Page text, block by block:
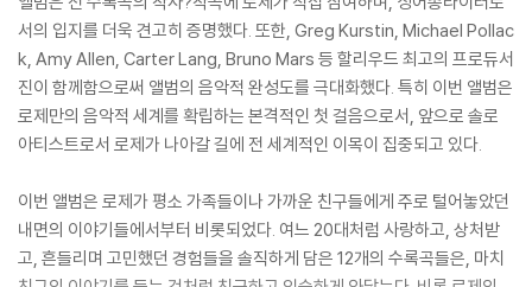
서의 입지를 더욱 견고히 증명했다. 또한, Greg Kurstin, Michael Pollac
k, Amy Allen, Carter Lang, Bruno Mars 등 할리우드 최고의 프로듀서
진이 함께함으로써 앨범의 음악적 완성도를 극대화했다. 특히 이번 앨범은
로제만의 음악적 세계를 확립하는 본격적인 첫 걸음으로서, 앞으로 솔로
아티스트로서 로제가 나아갈 길에 전 세계적인 이목이 집중되고 있다.
이번 앨범은 로제가 평소 가족들이나 가까운 친구들에게 주로 털어놓았던
내면의 이야기들에서부터 비롯되었다. 여느 20대처럼 사랑하고, 상처받
고, 흔들리며 고민했던 경험들을 솔직하게 담은 12개의 수록곡들은, 마치